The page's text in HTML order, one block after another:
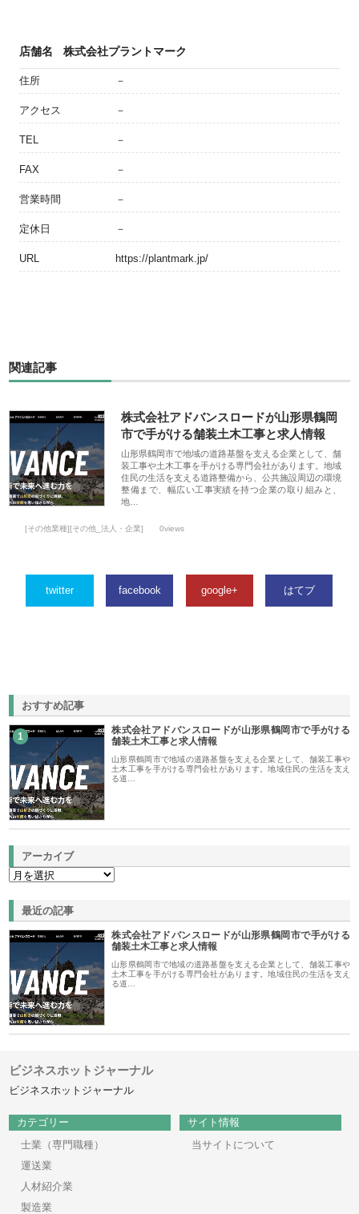
店舗名 株式会社プラントマーク
住所 －
アクセス －
TEL －
FAX －
営業時間 －
定休日 －
URL https://plantmark.jp/
関連記事
株式会社アドバンスロードが山形県鶴岡
市で手がける舗装土木工事と求人情報
山形県鶴岡市で地域の道路基盤を支える企業として、舗
装工事や土木工事を手がける専門会社があります。地域
住民の生活を支える道路整備から、公共施設周辺の環境
整備まで、幅広い工事実績を持つ企業の取り組みと、
地…
[その他業種][その他_法人・企業] 0views
twitter facebook google+ はてブ
おすすめ記事
1
株式会社アドバンスロードが山形県鶴岡市で手がける
舗装土木工事と求人情報
山形県鶴岡市で地域の道路基盤を支える企業として、舗装工事や
土木工事を手がける専門会社があります。地域住民の生活を支え
る道…
アーカイブ
最近の記事
株式会社アドバンスロードが山形県鶴岡市で手がける
舗装土木工事と求人情報
山形県鶴岡市で地域の道路基盤を支える企業として、舗装工事や
土木工事を手がける専門会社があります。地域住民の生活を支え
る道…
ビジネスホットジャーナル
ビジネスホットジャーナル
カテゴリー
士業（専門職種）
運送業
人材紹介業
製造業
サイト情報
当サイトについて